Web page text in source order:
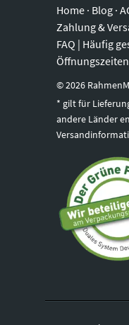
Home · Blog ·
Zahlung &
FAQ | Häufig
©2026
* gilt für
andere Länder